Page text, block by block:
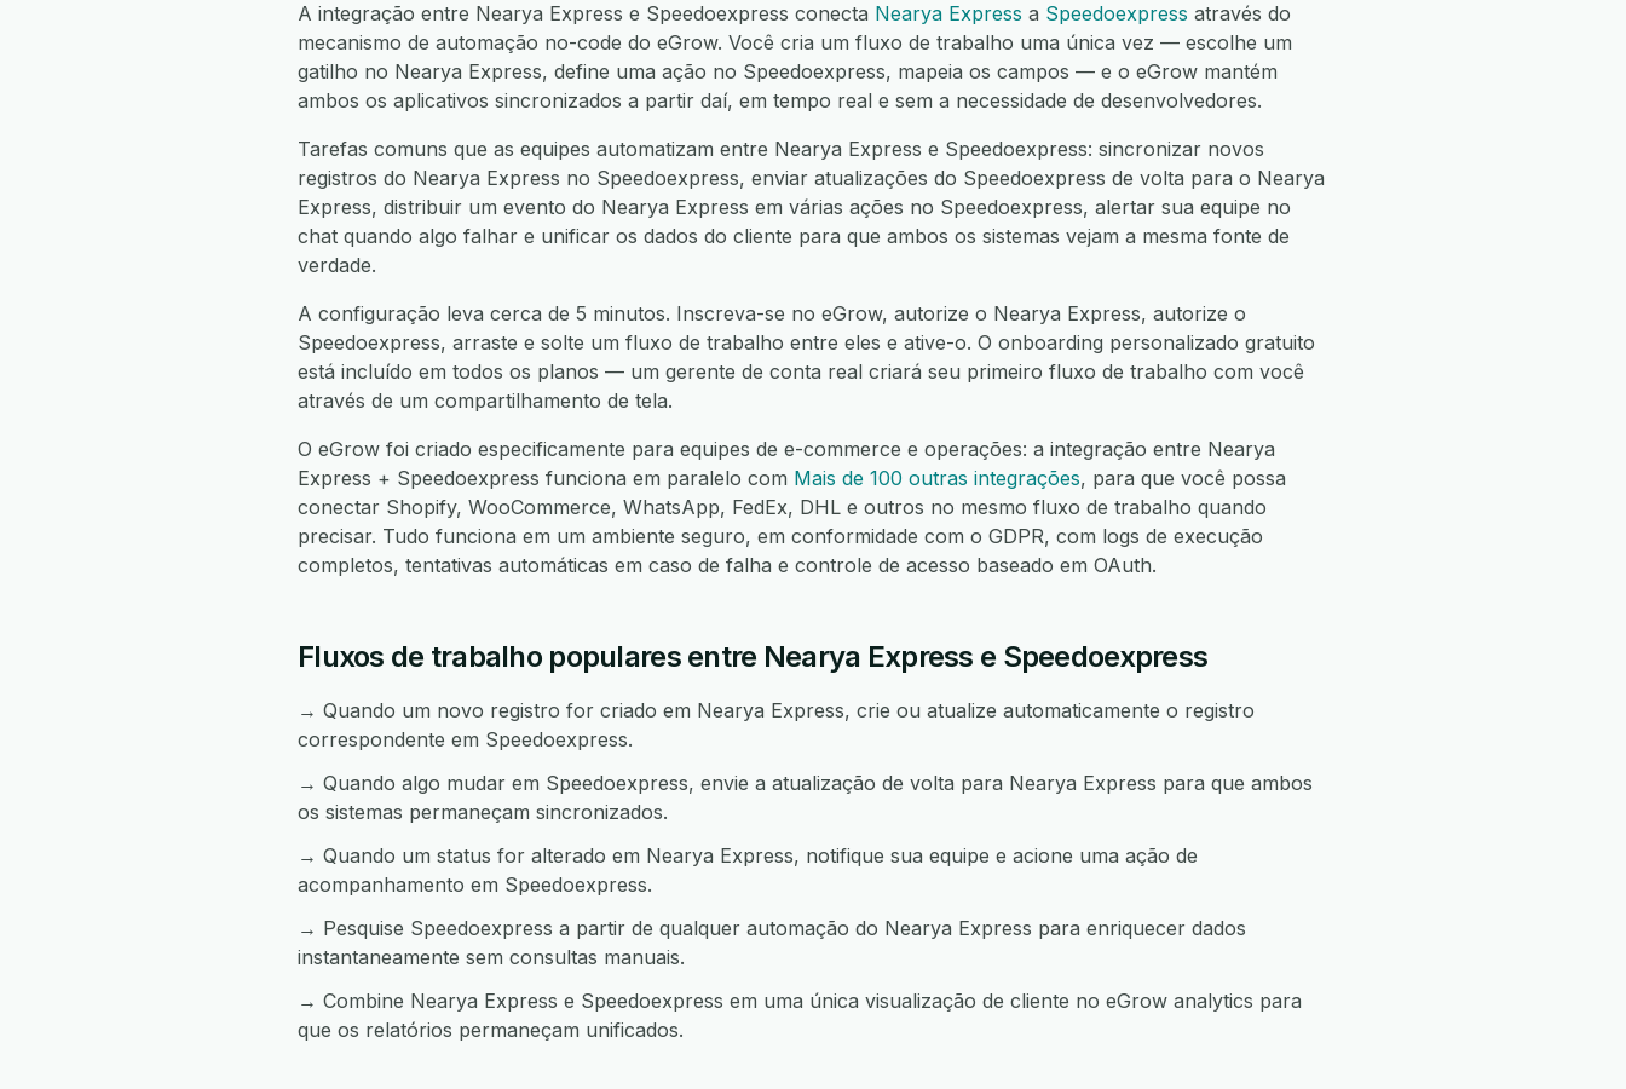
A integração entre Nearya Express e Speedoexpress conecta Nearya Express a Speedoexpress através do
mecanismo de automação no-code do eGrow. Você cria um fluxo de trabalho uma única vez — escolhe um
gatilho no Nearya Express, define uma ação no Speedoexpress, mapeia os campos — e o eGrow mantém
ambos os aplicativos sincronizados a partir daí, em tempo real e sem a necessidade de desenvolvedores.
Tarefas comuns que as equipes automatizam entre Nearya Express e Speedoexpress: sincronizar novos
registros do Nearya Express no Speedoexpress, enviar atualizações do Speedoexpress de volta para o Nearya
Express, distribuir um evento do Nearya Express em várias ações no Speedoexpress, alertar sua equipe no
chat quando algo falhar e unificar os dados do cliente para que ambos os sistemas vejam a mesma fonte de
verdade.
A configuração leva cerca de 5 minutos. Inscreva-se no eGrow, autorize o Nearya Express, autorize o
Speedoexpress, arraste e solte um fluxo de trabalho entre eles e ative-o. O onboarding personalizado gratuito
está incluído em todos os planos — um gerente de conta real criará seu primeiro fluxo de trabalho com você
através de um compartilhamento de tela.
O eGrow foi criado especificamente para equipes de e-commerce e operações: a integração entre Nearya
Express + Speedoexpress funciona em paralelo com Mais de 100 outras integrações, para que você possa
conectar Shopify, WooCommerce, WhatsApp, FedEx, DHL e outros no mesmo fluxo de trabalho quando
precisar. Tudo funciona em um ambiente seguro, em conformidade com o GDPR, com logs de execução
completos, tentativas automáticas em caso de falha e controle de acesso baseado em OAuth.
Fluxos de trabalho populares entre Nearya Express e Speedoexpress
→ Quando um novo registro for criado em Nearya Express, crie ou atualize automaticamente o registro
correspondente em Speedoexpress.
→ Quando algo mudar em Speedoexpress, envie a atualização de volta para Nearya Express para que ambos
os sistemas permaneçam sincronizados.
→ Quando um status for alterado em Nearya Express, notifique sua equipe e acione uma ação de
acompanhamento em Speedoexpress.
→ Pesquise Speedoexpress a partir de qualquer automação do Nearya Express para enriquecer dados
instantaneamente sem consultas manuais.
→ Combine Nearya Express e Speedoexpress em uma única visualização de cliente no eGrow analytics para
que os relatórios permaneçam unificados.